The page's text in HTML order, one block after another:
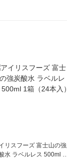
リスフーズ 富士山の強
水 ラベルレス 500ml 1